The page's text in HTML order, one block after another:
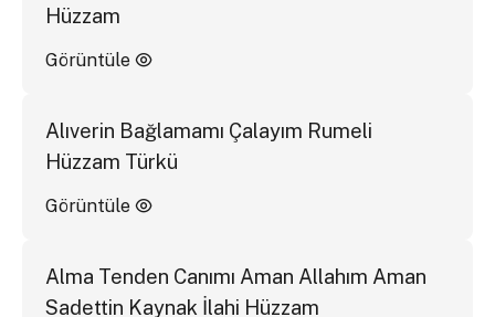
Hüzzam
Görüntüle
Alıverin Bağlamamı Çalayım Rumeli
Hüzzam Türkü
Görüntüle
Alma Tenden Canımı Aman Allahım Aman
Sadettin Kaynak İlahi Hüzzam